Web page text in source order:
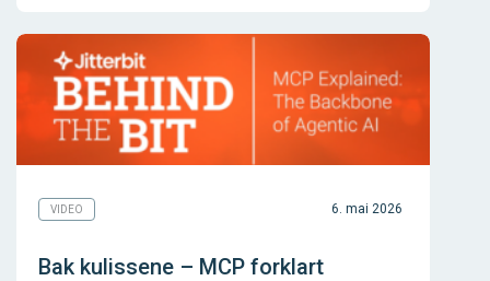
VIDEO 6. mai 2026
Bak kulissene – MCP forklart